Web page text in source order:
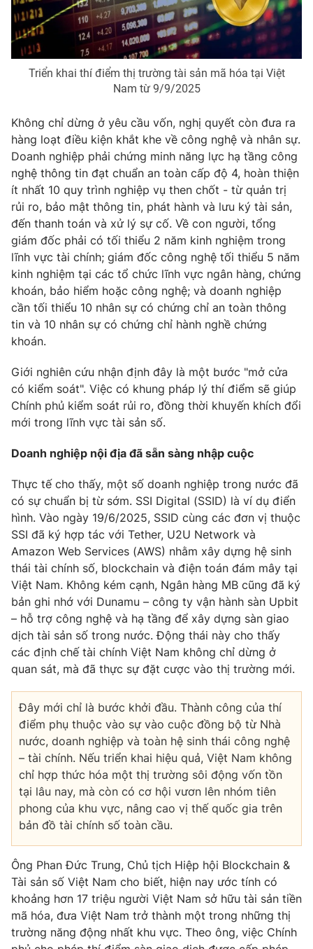
Email:toasoan@vtv.vn
Liên hệ quảng cáo:024-7300.7108
® Cấm sao chép dưới mọi hình thức nếu không có sự chấp
thuận bằng văn bản. Ghi rõ nguồn VTV.vn khi phát hành lại
thông tin từ website này.
Triển khai thí điểm thị trường tài sản mã hóa tại Việt
Nam từ 9/9/2025
Không chỉ dừng ở yêu cầu vốn, nghị quyết còn đưa ra
hàng loạt điều kiện khắt khe về công nghệ và nhân sự.
Doanh nghiệp phải chứng minh năng lực hạ tầng công
nghệ thông tin đạt chuẩn an toàn cấp độ 4, hoàn thiện
ít nhất 10 quy trình nghiệp vụ then chốt - từ quản trị
rủi ro, bảo mật thông tin, phát hành và lưu ký tài sản,
đến thanh toán và xử lý sự cố. Về con người, tổng
giám đốc phải có tối thiểu 2 năm kinh nghiệm trong
lĩnh vực tài chính; giám đốc công nghệ tối thiểu 5 năm
kinh nghiệm tại các tổ chức lĩnh vực ngân hàng, chứng
khoán, bảo hiểm hoặc công nghệ; và doanh nghiệp
cần tối thiểu 10 nhân sự có chứng chỉ an toàn thông
tin và 10 nhân sự có chứng chỉ hành nghề chứng
khoán.
Giới nghiên cứu nhận định đây là một bước "mở cửa
có kiểm soát". Việc có khung pháp lý thí điểm sẽ giúp
Chính phủ kiểm soát rủi ro, đồng thời khuyến khích đổi
mới trong lĩnh vực tài sản số.
Doanh nghiệp nội địa đã sẵn sàng nhập cuộc
Thực tế cho thấy, một số doanh nghiệp trong nước đã
có sự chuẩn bị từ sớm. SSI Digital (SSID) là ví dụ điển
hình. Vào ngày 19/6/2025, SSID cùng các đơn vị thuộc
SSI đã ký hợp tác với Tether, U2U Network và
Amazon Web Services (AWS) nhằm xây dựng hệ sinh
thái tài chính số, blockchain và điện toán đám mây tại
Việt Nam. Không kém cạnh, Ngân hàng MB cũng đã ký
bản ghi nhớ với Dunamu – công ty vận hành sàn Upbit
– hỗ trợ công nghệ và hạ tầng để xây dựng sàn giao
dịch tài sản số trong nước. Động thái này cho thấy
các định chế tài chính Việt Nam không chỉ dừng ở
quan sát, mà đã thực sự đặt cược vào thị trường mới.
Đây mới chỉ là bước khởi đầu. Thành công của thí
điểm phụ thuộc vào sự vào cuộc đồng bộ từ Nhà
nước, doanh nghiệp và toàn hệ sinh thái công nghệ
– tài chính. Nếu triển khai hiệu quả, Việt Nam không
chỉ hợp thức hóa một thị trường sôi động vốn tồn
tại lâu nay, mà còn có cơ hội vươn lên nhóm tiên
phong của khu vực, nâng cao vị thế quốc gia trên
bản đồ tài chính số toàn cầu.
Ông Phan Đức Trung, Chủ tịch Hiệp hội Blockchain &
Tài sản số Việt Nam cho biết, hiện nay ước tính có
khoảng hơn 17 triệu người Việt Nam sở hữu tài sản tiền
mã hóa, đưa Việt Nam trở thành một trong những thị
trường năng động nhất khu vực. Theo ông, việc Chính